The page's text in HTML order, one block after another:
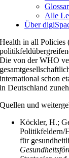
Glossar
Alle
Über
Health in all Policies
Die von der WHO
international schon
in Deutschland
Quellen und
Köckler, H.;
Politikfeldern/
für